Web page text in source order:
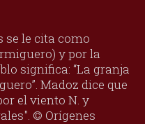
se le cita como
y por la
significa: “La granja
Madoz dice que
el viento N. y
© Orígenes